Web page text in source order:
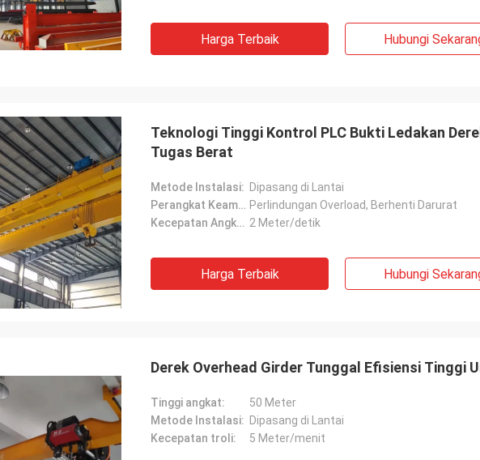
Harga Terbaik Hubungi
Teknologi Tinggi Kontrol PLC Bukti Ledakan
Tugas Berat
Metode Instalasi: Dipasang di Lantai
Perangkat Keamanan: Perlindungan Overload, Berhenti Darurat
Kecepatan Angkat: 2 Meter/detik
Harga Terbaik Hubungi
Derek Overhead Girder Tunggal Efisiensi Tinggi
Tinggi angkat:
50 Meter
Metode Instalasi: Dipasang di Lantai
Kecepatan troli:
5 Meter/menit